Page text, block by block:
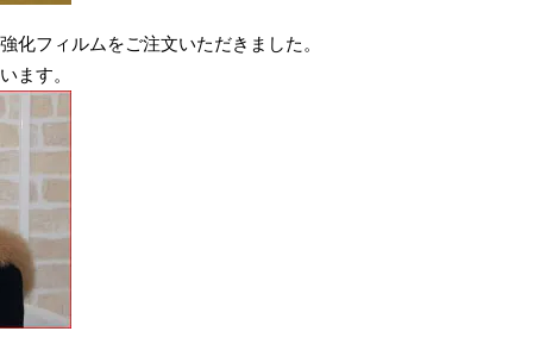
化フィルムをご注文いただきました。
ます。